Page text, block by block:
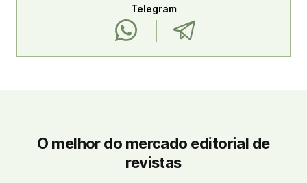
Telegram
O melhor do mercado editorial de
revistas